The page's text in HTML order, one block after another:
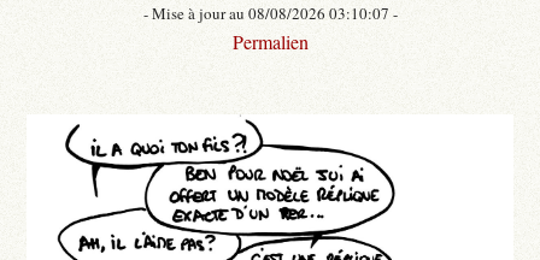
- Mise à jour au 08/08/2026 03:10:07 -
Permalien